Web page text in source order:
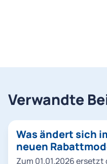
Verwandte
Was ändert sich
neuen
Zum 01.01.2026